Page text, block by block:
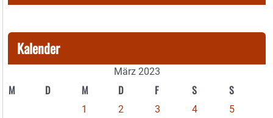
Kalender
März 2023
M D M D F S S
1 2 3 4
5